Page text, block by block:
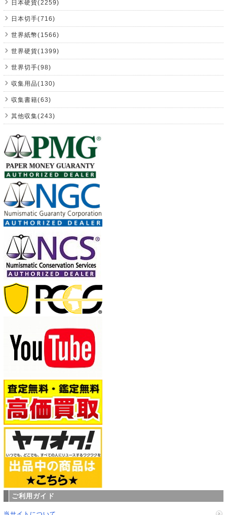
日本硬貨(2259)
日本切手(716)
世界紙幣(1566)
世界硬貨(1399)
世界切手(98)
収集用品(130)
収集書籍(63)
其他収集(243)
ご利用ガイド
当サイトについて